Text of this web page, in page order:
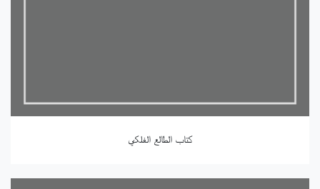
كتاب الطالع الفلكي